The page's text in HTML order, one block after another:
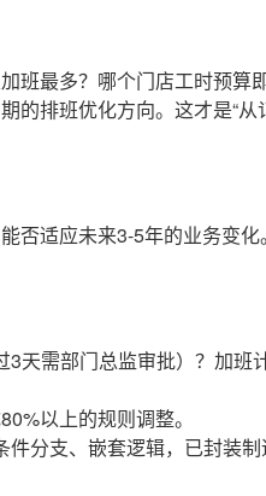
班最多？哪个门店工时预算
排班优化方向。这才是“从
否适应未来3-5年的业务变
天需部门总监审批）？加班
以上的规则调整。
件分支、嵌套逻辑，已封装